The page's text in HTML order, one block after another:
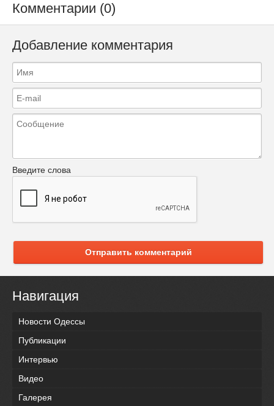
Комментарии (0)
Добавление комментария
Введите слова
Отправить комментарий
Навигация
Новости Одессы
Публикации
Интервью
Видео
Галерея